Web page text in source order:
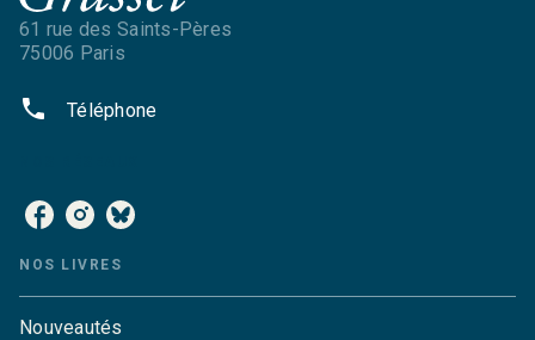
61 rue des Saints-Pères
75006 Paris
phone Téléphone
NOS LIVRES
Nouveautés